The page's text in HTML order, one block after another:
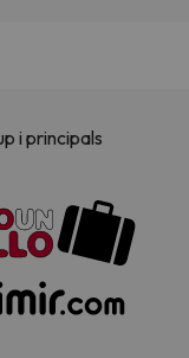
i principals